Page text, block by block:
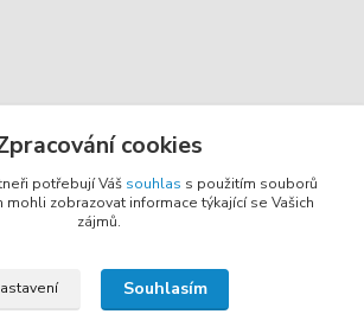
cookies
potřebují Váš souhlas s použitím souborů
mohli zobrazovat informace týkající se Vašich
zájmů.
Souhlasím